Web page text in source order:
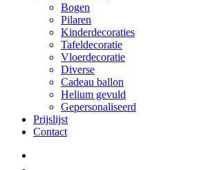
Bogen
Pilaren
Kinderdecoraties
Tafeldecoratie
Vloerdecoratie
Diverse
Cadeau ballon
Helium gevuld
Gepersonaliseerd
Prijslijst
Contact